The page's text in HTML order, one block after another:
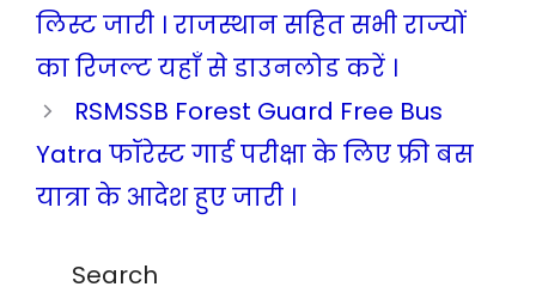
लिस्ट जारी । राजस्थान सहित सभी राज्यों
का रिजल्ट यहाँ से डाउनलोड करें ।
RSMSSB Forest Guard Free Bus
Yatra फॉरेस्ट गार्ड परीक्षा के लिए फ्री बस
यात्रा के आदेश हुए जारी ।
Search